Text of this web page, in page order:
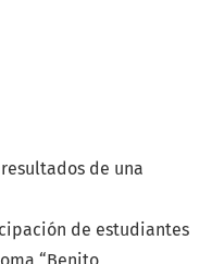
de una
de estudiantes